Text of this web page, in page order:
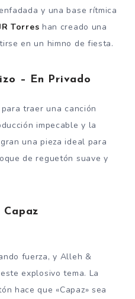
y una base rítmica
Torres han creado una
en un himno de fiesta.
– En Privado
traer una canción
impecable y la
una pieza ideal para
de reguetón suave y
fuerza, y Alleh &
explosivo tema. La
hace que «Capaz» sea